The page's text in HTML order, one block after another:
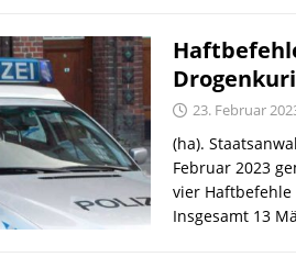
23. Februar
(ha).
Februar 2023
vier
Insgesamt 13